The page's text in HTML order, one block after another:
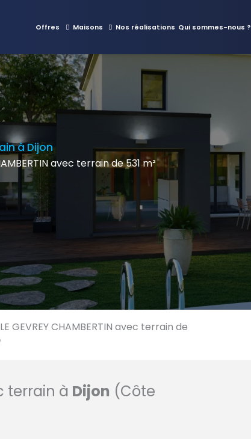
Offres Maisons Nos réalisations Qui sommes-nous ?
à Dijon
avec terrain de 531 m²
GEVREY CHAMBERTIN avec terrain de
terrain à Dijon (Côte